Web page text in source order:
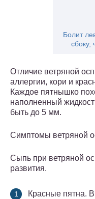
Болит
сбоку,
Отличие ветряной
аллергии, кори и
Каждое пятнышко
наполненный
быть до 5 мм.
Симптомы ветряной
Сыпь при ветряной
развития.
Красные пятна.